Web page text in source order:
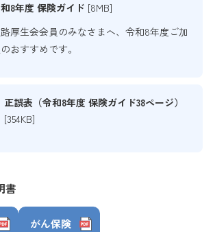
8年度 保険ガイド [8MB]
厚生会会員のみなさまへ、令和8年度ご加
おすすめです。
正誤表（令和8年度 保険ガイド38ページ）
[354KB]
書
がん保険